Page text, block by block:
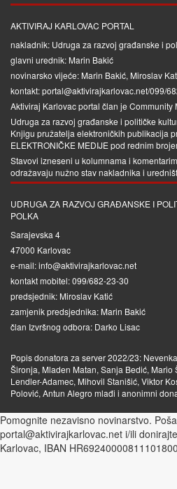
AKTIVIRAJ KARLOVAC PORTAL
nakladnik: Udruga za razvoj građanske i
glavni urednik: Marin Bakić
novinarsko vijeće: Marin Bakić, Miroslav
kontakt: portal@aktivirajkarlovac.net/099/
Aktiviraj Karlovac portal član je Community
Udruga za razvoj građanske i političke
Knjigu pružatelja elektroničkih publikacija
ELEKTRONIČKE MEDIJEpod rednim
Stavovi izneseni u kolumnama i
odražavaju nužno stav nakladnika i
UDRUGA ZA RAZVOJ GRAĐANSKE I
POLKA
Sarajevska 4
47000 Karlovac
e-mail: info@aktivirajkarlovac.net
kontakt mobitel: 099/682-23-30
predsjednik: Miroslav Katić
zamjenik predsjednika: Marin Bakić
član Izvršnog odbora: Darko Lisac
Popis donatora za server 2022/23:
Šironja, Mladen Matan, Sanja Bedić, Mario
Lendler-Adamec, Mihovil Stanišić, Viktor
Polović, Antun Alegro mlađi i anonimni
Pomognite nezavisno novinarstvo.
portal@aktivirajkarlovac.net i/ili
Karlovac, IBAN